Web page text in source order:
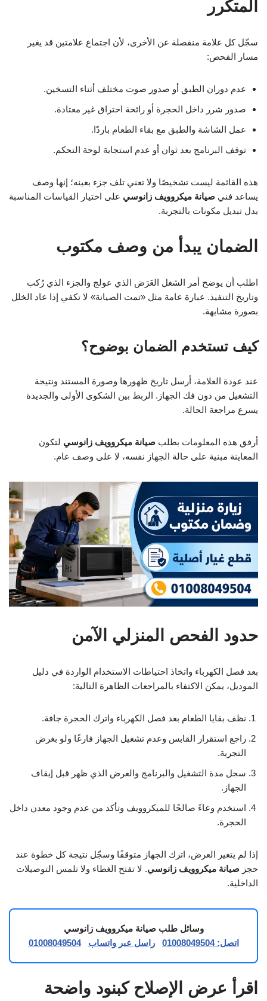
المتكرر
سجّل كل علامة منفصلة عن الأخرى، لأن اجتماع علامتين قد يغير
مسار الفحص:
عدم دوران الطبق أو صدور صوت مختلف أثناء التسخين.
صدور شرر داخل الحجرة أو رائحة احتراق غير معتادة.
عمل الشاشة والطبق مع بقاء الطعام باردًا.
توقف البرنامج بعد ثوان أو عدم استجابة لوحة التحكم.
هذه القائمة ليست تشخيصًا ولا تعني تلف جزء بعينه؛ إنها وصف
يساعد فني صيانة ميكروويف زانوسي على اختيار القياسات المناسبة
بدل تبديل مكونات بالتجربة.
الضمان يبدأ من وصف مكتوب
اطلب أن يوضح أمر الشغل العَرَض الذي عولج والجزء الذي رُكب
وتاريخ التنفيذ. عبارة عامة مثل «تمت الصيانة» لا تكفي إذا عاد الخلل
بصورة مشابهة.
كيف تستخدم الضمان بوضوح؟
عند عودة العلامة، أرسل تاريخ ظهورها وصورة المستند ونتيجة
التشغيل من دون فك الجهاز. الربط بين الشكوى الأولى والجديدة
يسرع مراجعة الحالة.
أرفق هذه المعلومات بطلب صيانة ميكروويف زانوسي لتكون
المعاينة مبنية على حالة الجهاز نفسه، لا على وصف عام.
حدود الفحص المنزلي الآمن
بعد فصل الكهرباء واتخاذ احتياطات الاستخدام الواردة في دليل
الموديل، يمكن الاكتفاء بالمراجعات الظاهرة التالية:
نظف بقايا الطعام بعد فصل الكهرباء واترك الحجرة جافة.
راجع استقرار القابس وعدم تشغيل الجهاز فارغًا ولو بغرض
التجربة.
سجل مدة التشغيل والبرنامج والعرض الذي ظهر قبل إيقاف
الجهاز.
استخدم وعاءً صالحًا للميكروويف وتأكد من عدم وجود معدن داخل
الحجرة.
إذا لم يتغير العرض، اترك الجهاز متوقفًا وسجّل نتيجة كل خطوة عند
حجز صيانة ميكروويف زانوسي. لا تفتح الغطاء ولا تلمس التوصيلات
الداخلية.
وسائل طلب صيانة ميكروويف زانوسي
اتصل: 01008049504
راسل عبر واتساب 01008049504
اقرأ عرض الإصلاح كبنود واضحة